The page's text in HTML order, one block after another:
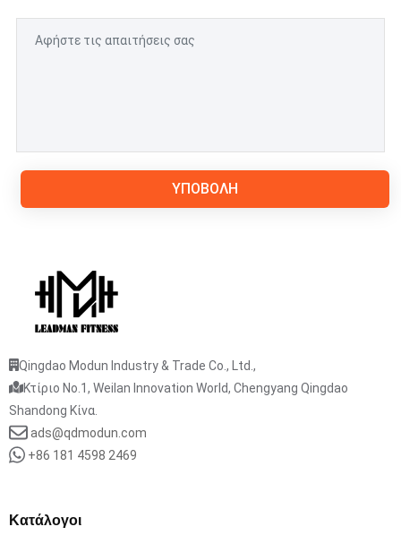
ΥΠΟΒΟΛΉ
Qingdao Modun Industry & Trade Co., Ltd.,
Κτίριο No.1, Weilan Innovation World, Chengyang Qingdao
Shandong Κίνα.
ads@qdmodun.com
+86 181 4598 2469
Κατάλογοι